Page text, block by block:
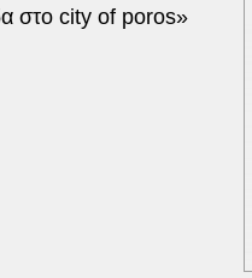
στο city of poros»